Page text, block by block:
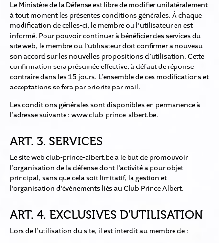
Le Ministère de la Défense est libre de modifier unilatéralement
à tout moment les présentes conditions générales. À chaque
modification de celles-ci, le membre ou l’utilisateur en est
informé. Pour pouvoir continuer à bénéficier des services du
site web, le membre ou l’utilisateur doit confirmer à nouveau
son accord sur les nouvelles propositions d’utilisation. Cette
confirmation sera présumée effective, à défaut de réponse
contraire dans les 15 jours. L’ensemble de ces modifications et
acceptations se fera par priorité par mail.
Les conditions générales sont disponibles en permanence à
l’adresse suivante : www.club-prince-albert.be.
ART. 3. SERVICES
Le site web club-prince-albert.be a le but de promouvoir
l’organisation de la défense dont l’activité a pour objet
principal, sans que cela soit limitatif, la gestion et
l’organisation d’évènements liés au Club Prince Albert.
ART. 4. EXCLUSIVES D’UTILISATION
Lors de l’utilisation du site, il est interdit au membre de :